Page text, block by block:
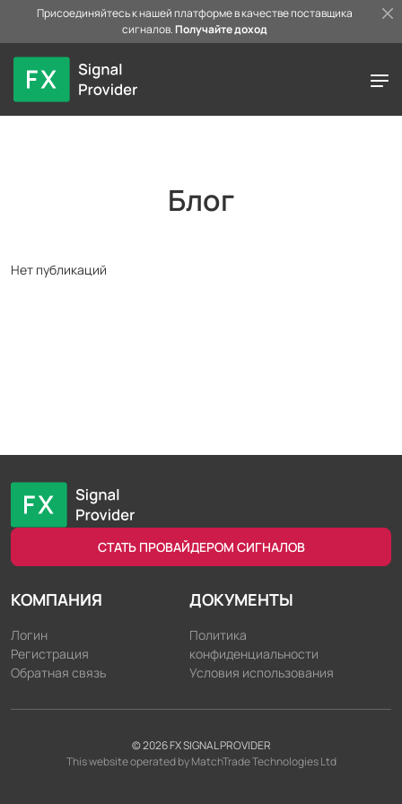
Присоединяйтесь к нашей платформе в качестве поставщика
сигналов.Получайте доход
Блог
Нет публикаций
СТАТЬ ПРОВАЙДЕРОМ СИГНАЛОВ
КОМПАНИЯ
Логин
Регистрация
Обратная связь
ДОКУМЕНТЫ
Политика
конфиденциальности
Условия использования
©2026FX SIGNAL PROVIDER
This website operated by MatchTrade Technologies Ltd